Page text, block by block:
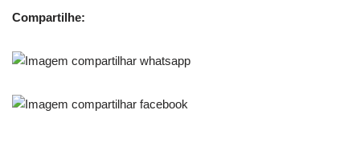
Compartilhe: